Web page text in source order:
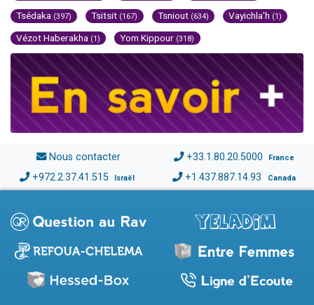
Tsédaka (397) Tsitsit (167) Tsniout (634) Vayichla'h (1)
Vézot Haberakha (1) Yom Kippour (318)
Nous contacter +33.1.80.20.5000 France
+972.2.37.41.515 Israël +1.437.887.14.93 Canada